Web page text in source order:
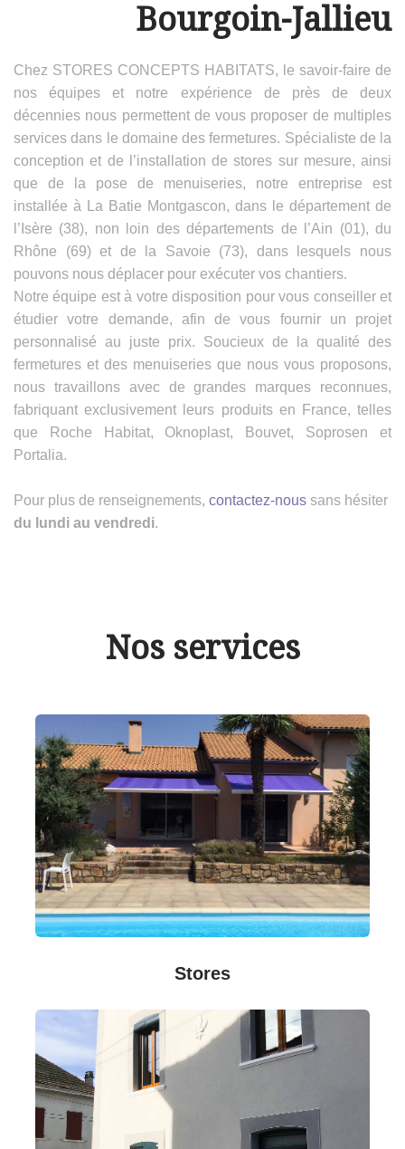
Bourgoin-Jallieu
Chez STORES CONCEPTS HABITATS, le savoir-faire de
nos équipes et notre expérience de près de deux
décennies nous permettent de vous proposer de multiples
services dans le domaine des fermetures. Spécialiste de la
conception et de l’installation de stores sur mesure, ainsi
que de la pose de menuiseries, notre entreprise est
installée à La Batie Montgascon, dans le département de
l’Isère (38), non loin des départements de l’Ain (01), du
Rhône (69) et de la Savoie (73), dans lesquels nous
pouvons nous déplacer pour exécuter vos chantiers.
Notre équipe est à votre disposition pour vous conseiller et
étudier votre demande, afin de vous fournir un projet
personnalisé au juste prix. Soucieux de la qualité des
fermetures et des menuiseries que nous vous proposons,
nous travaillons avec de grandes marques reconnues,
fabriquant exclusivement leurs produits en France, telles
que Roche Habitat, Oknoplast, Bouvet, Soprosen et
Portalia.
Pour plus de renseignements, contactez-nous sans hésiter
du lundi au vendredi.
Nos services
Stores